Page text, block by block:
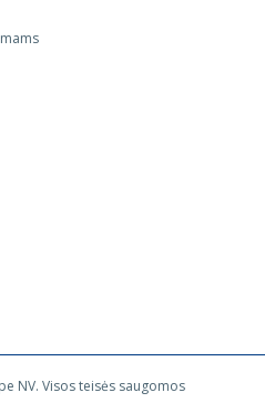
NV. Visos teisės saugomos